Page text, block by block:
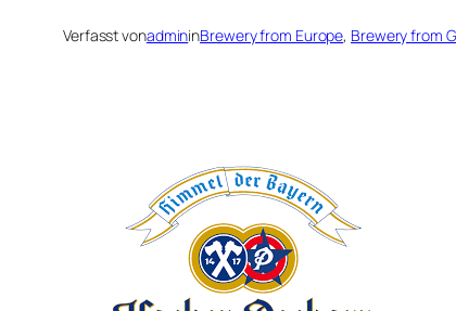
Verfasst vonadmininBrewery from Europe, Brewery from